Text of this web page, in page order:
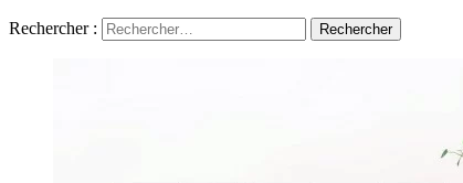
Rechercher :